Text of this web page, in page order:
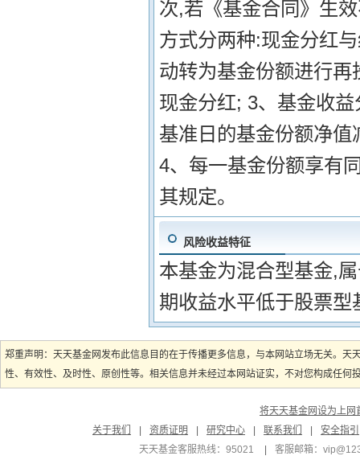
次,若《基金合同》生
方式分两种:现金分红
动转为基金份额进行
现金分红; 3、基金收
基准日的基金份额净
4、每一基金份额享有
其规定。
风险收益特征
本基金为混合型基金,
期收益水平低于股票
郑重声明：天天基金网发布此信息目的在于传播更多信息，与本网站立场无关。
性、有效性、及时性、原创性等。相关信息并未经过本网站证实，不对您构成任
将天天基金网设为上网
关于我们
资质证明 研究中心 联系我们
安全指引
天天基金客服热线：95021
客服邮箱：